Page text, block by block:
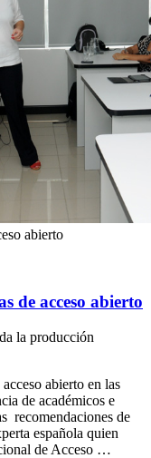
abierto
de acceso abierto
la producción
abierto en las
de académicos e
recomendaciones de
española quien
de Acceso …